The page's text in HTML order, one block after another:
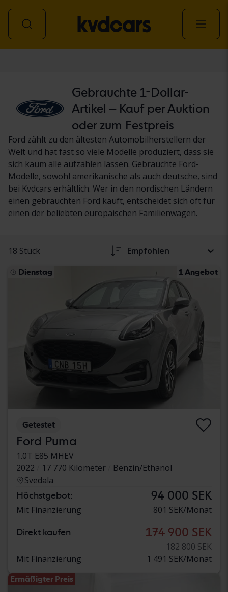
Gebrauchte 1-Dollar-
Artikel – Kauf per Auktion
oder zum Festpreis
Ford zählt zu den ältesten Automobilherstellern der
Welt und hat fast so viele Modelle produziert, dass sie
sich kaum alle aufzählen lassen. Gebrauchte Ford-
Modelle, sowohl amerikanische als auch deutsche, sind
bei Kvdcars erhältlich. Wer in den nordischen Ländern
einen gebrauchten Ford kauft, entscheidet sich oft für
einen der beliebten europäischen Familienwagen.
18 Stück Empfohlen
Dienstag 1 Angebot
Getestet
Ford Puma
1.0T E85 MHEV
2022
17 770 Kilometer
Benzin/Ethanol
Svedala
Höchstgebot: 94 000 SEK
Mit Finanzierung 801 SEK/Monat
Direkt kaufen 174 900 SEK
182 800 SEK
Mit Finanzierung
1 491 SEK/Monat
Ermäßigter Preis